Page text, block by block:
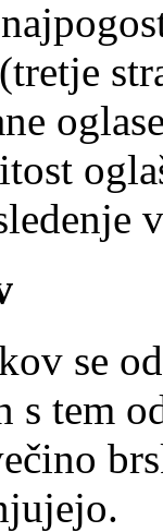
se
s tem